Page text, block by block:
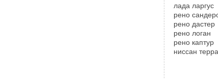
лада ларгус
рено
рено дастер
рено логан
рено каптур
ниссан